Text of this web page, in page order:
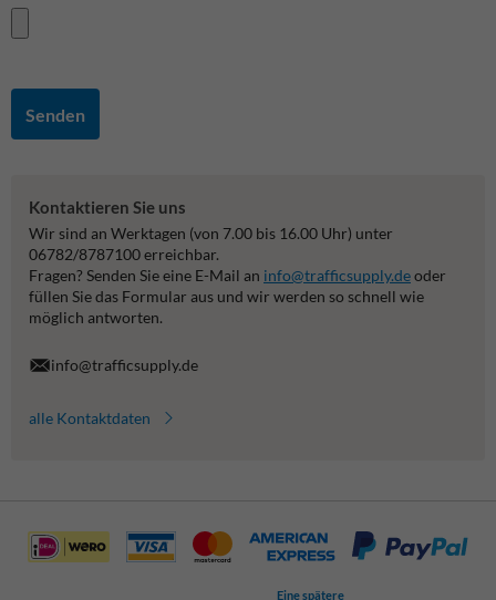
Senden
Kontaktieren Sie uns
Wir sind an Werktagen (von 7.00 bis 16.00 Uhr) unter
06782/8787100 erreichbar.
Fragen? Senden Sie eine E-Mail an info@trafficsupply.deoder
füllen Sie das Formular aus und wir werden so schnell wie
möglich antworten.
info@trafficsupply.de
alle Kontaktdaten
Eine spätere